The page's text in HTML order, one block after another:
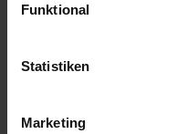
Funktional
Statistiken
Marketing